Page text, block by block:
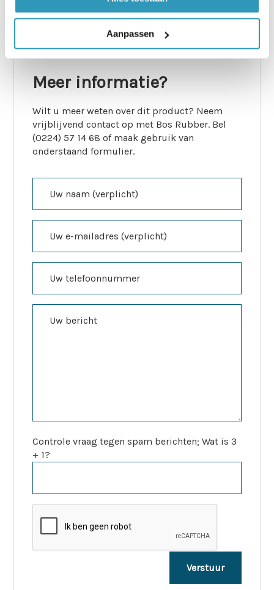
Aanpassen
(+31) 224-571468
Meer informatie?
Wilt u meer weten over dit product? Neem
vrijblijvend contact op met Bos Rubber. Bel
(0224) 57 14 68 of maak gebruik van
onderstaand formulier.
Controle vraag tegen spam berichten; Wat is 3
+ 1?